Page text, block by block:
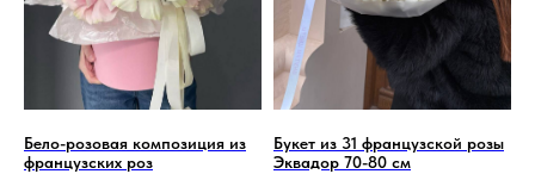
Бело-розовая композиция из
французских роз
Букет из 31 французской розы
Эквадор 70-80 см